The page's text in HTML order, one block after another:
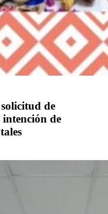
de
intención de